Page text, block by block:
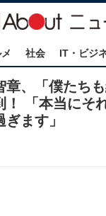
社会 IT・ビジ
章、「僕たち
！ 「本当にそ
ます」